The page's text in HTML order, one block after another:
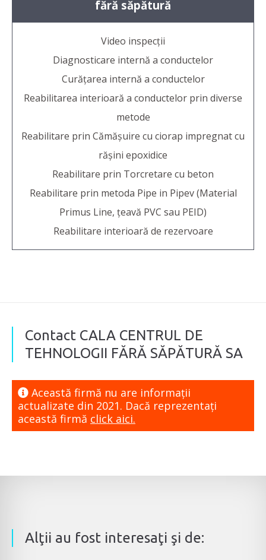
fără săpătură
Video inspecții
Diagnosticare internă a conductelor
Curățarea internă a conductelor
Reabilitarea interioară a conductelor prin diverse
metode
Reabilitare prin Cămășuire cu ciorap impregnat cu
rășini epoxidice
Reabilitare prin Torcretare cu beton
Reabilitare prin metoda Pipe in Pipev (Material
Primus Line, țeavă PVC sau PEID)
Reabilitare interioară de rezervoare
Contact CALA CENTRUL DE
TEHNOLOGII FĂRĂ SĂPĂTURĂ SA
Această firmă nu are informaţii
actualizate din 2021. Dacă reprezentaţi
această firmă click aici.
Alţii au fost interesaţi şi de: